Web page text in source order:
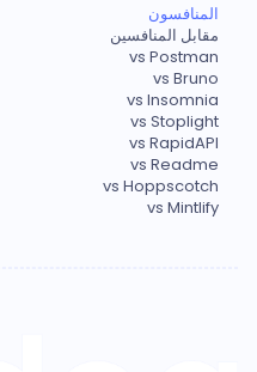
المنافسون
مقابل المنافسين
vs Postman
vs Bruno
vs Insomnia
vs Stoplight
vs RapidAPI
vs Readme
vs Hoppscotch
vs Mintlify